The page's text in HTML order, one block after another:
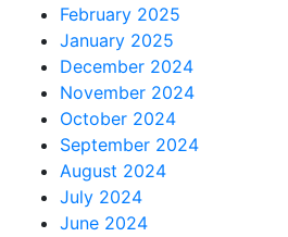
February 2025
January 2025
December 2024
November 2024
October 2024
September 2024
August 2024
July 2024
June 2024